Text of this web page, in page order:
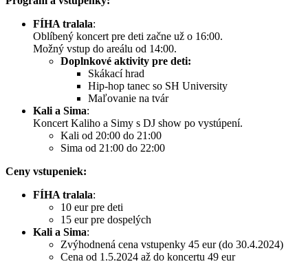
FÍHA tralala:
Oblíbený koncert pre deti začne už o 16:00.
Možný vstup do areálu od 14:00.
Doplnkové aktivity pre deti:
Skákací hrad
Hip-hop tanec so SH University
Maľovanie na tvár
Kali a Sima:
Koncert Kaliho a Simy s DJ show po vystúpení.
Kali od 20:00 do 21:00
Sima od 21:00 do 22:00
Ceny vstupeniek:
FÍHA tralala:
10 eur pre deti
15 eur pre dospelých
Kali a Sima:
Zvýhodnená cena vstupenky 45 eur (do 30.4.2024)
Cena od 1.5.2024 až do koncertu 49 eur